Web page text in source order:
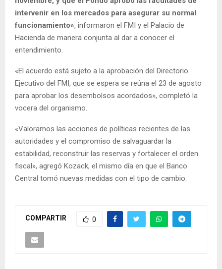
intervenir en los mercados para asegurar su normal
funcionamiento», informaron el FMI y el Palacio de
Hacienda de manera conjunta al dar a conocer el
entendimiento.
«El acuerdo está sujeto a la aprobación del Directorio
Ejecutivo del FMI, que se espera se reúna el 23 de agosto
para aprobar los desembolsos acordados», completó la
vocera del organismo.
«Valoramos las acciones de políticas recientes de las
autoridades y el compromiso de salvaguardar la
estabilidad, reconstruir las reservas y fortalecer el orden
fiscal», agregó Kozack, el mismo día en que el Banco
Central tomó nuevas medidas con el tipo de cambio.
COMPARTIR 0